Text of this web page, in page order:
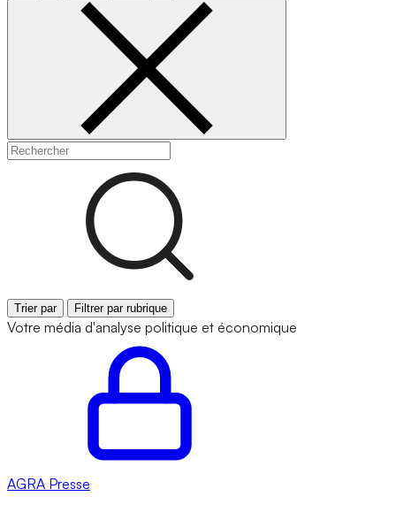
Trier par Filtrer par rubrique
Votre média d'analyse politique et économique
AGRA Presse